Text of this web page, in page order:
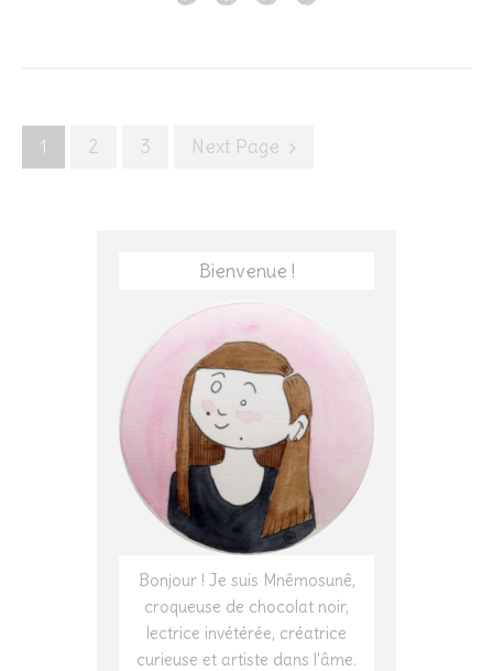
Posts
1 2 3 Next Page
Bienvenue !
Bonjour ! Je suis Mnêmosunê,
croqueuse de chocolat noir,
lectrice invétérée, créatrice
curieuse et artiste dans l'âme.